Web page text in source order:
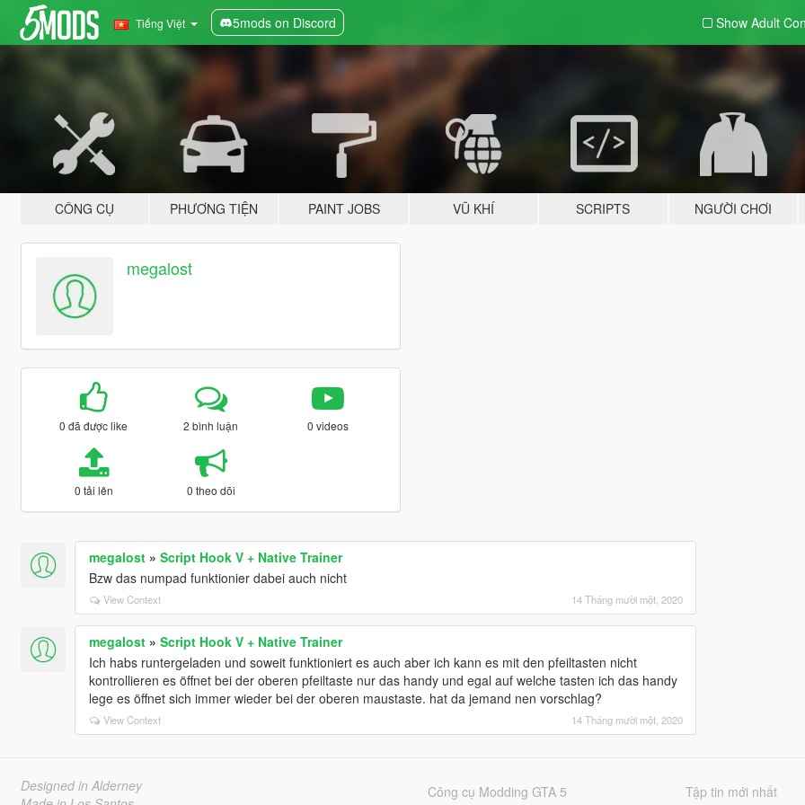
Tiếng Việt 5mods on Discord Show Adult
CÔNG CỤ PHƯƠNG TIỆN PAINT JOBS VŨ KHÍ SCRIPTS NGƯỜI CHƠI
megalost
0 đã được like 2 bình luận 0 videos
0 tải lên 0 theo dõi
megalost» Script Hook V + Native Trainer
Bzw das numpad funktionier dabei auch nicht
View Context 14 Tháng mười một, 2020
megalost» Script Hook V + Native Trainer
Ich habs runtergeladen und soweit funktioniert es auch aber ich kann es mit den pfeiltasten nicht
kontrollieren es öffnet bei der oberen pfeiltaste nur das handy und egal auf welche tasten ich das handy
lege es öffnet sich immer wieder bei der oberen maustaste. hat da jemand nen vorschlag?
View Context 14 Tháng mười một, 2020
Designed in Alderney
Công cụ Modding GTA 5 Tập tin mới nhất